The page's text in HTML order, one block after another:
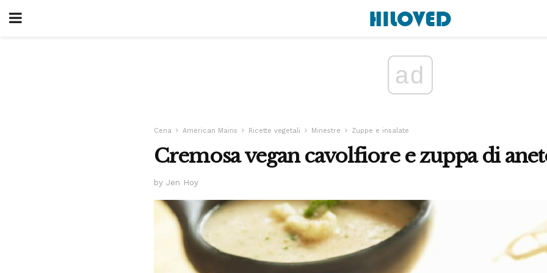
ad
Cena American Mains Ricette vegetali Minestre Zuppe e insalate
Cremosa vegan cavolfiore e zuppa di
by Jen Hoy